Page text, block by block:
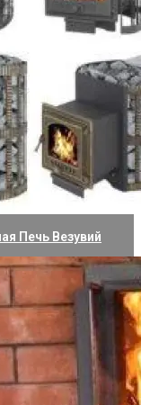
Что Ли
Печь Везувий